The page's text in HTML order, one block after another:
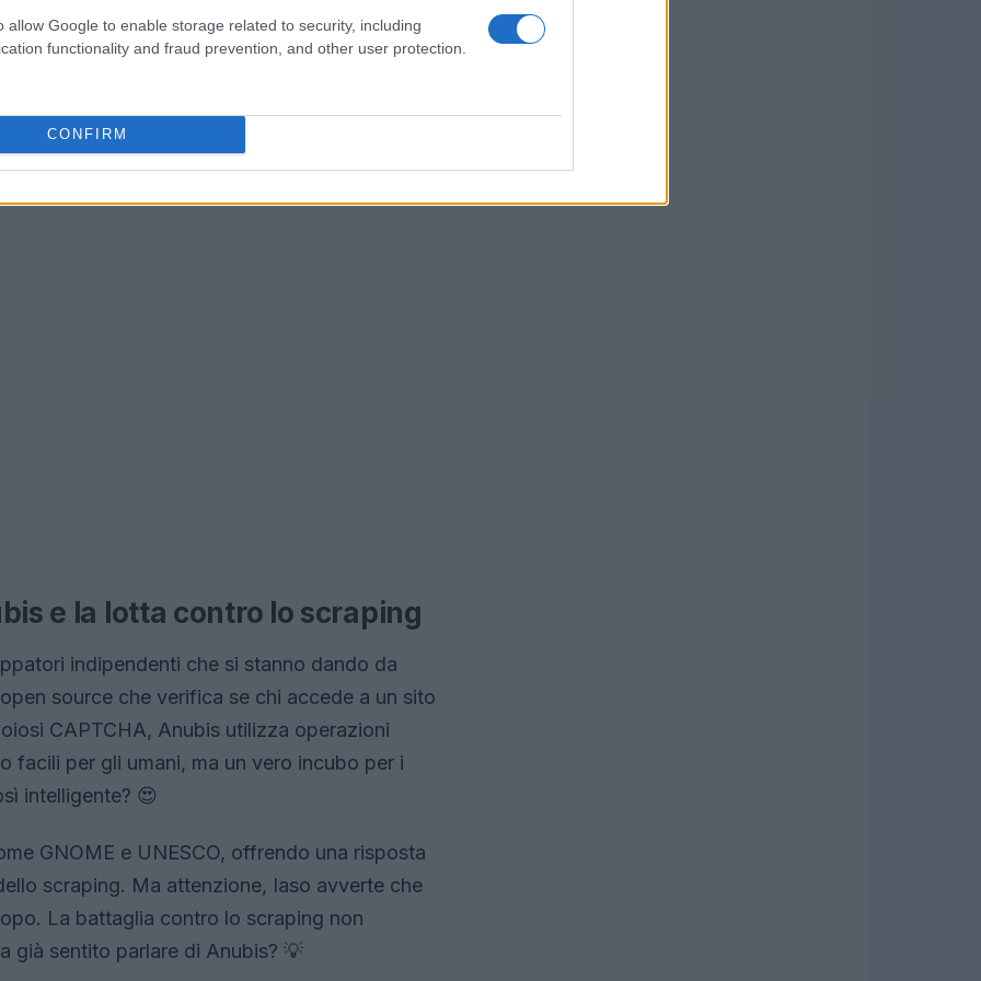
allow Google to enable storage related to security, including
functionality and fraud prevention, and other user protection.
CONFIRM
radicale. Aziende tech come Fastly e
l’uso del loro lavoro. È giusto, no?
e la lotta contro lo scraping
indipendenti che si stanno dando da
source che verifica se chi accede a un sito
CAPTCHA, Anubis utilizza operazioni
facili per gli umani, ma un vero incubo per i
intelligente? 😍
GNOME e UNESCO, offrendo una risposta
scraping. Ma attenzione, Iaso avverte che
La battaglia contro lo scraping non
già sentito parlare di Anubis? 💡